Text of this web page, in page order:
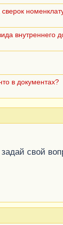
в документах?
свой